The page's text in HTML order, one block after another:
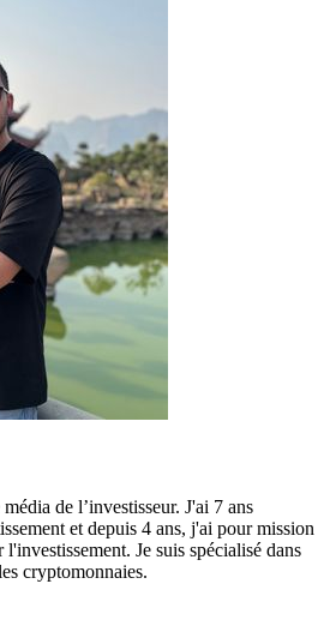
de l’investisseur. J'ai 7 ans
et depuis 4 ans, j'ai pour mission
Je suis spécialisé dans
cryptomonnaies.